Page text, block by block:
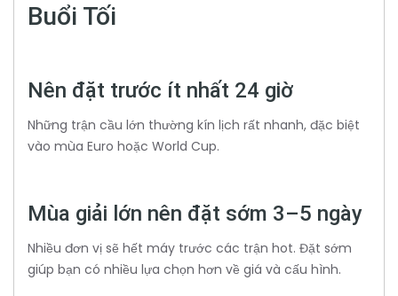
Buổi Tối
Nên đặt trước ít nhất 24 giờ
Những trận cầu lớn thường kín lịch rất nhanh, đặc biệt
vào mùa Euro hoặc World Cup.
Mùa giải lớn nên đặt sớm 3–5 ngày
Nhiều đơn vị sẽ hết máy trước các trận hot. Đặt sớm
giúp bạn có nhiều lựa chọn hơn về giá và cấu hình.